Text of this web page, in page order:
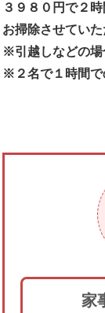
３９８０円で２時
お掃除させていた
※引越しなどの場
※２名で１時間で
家